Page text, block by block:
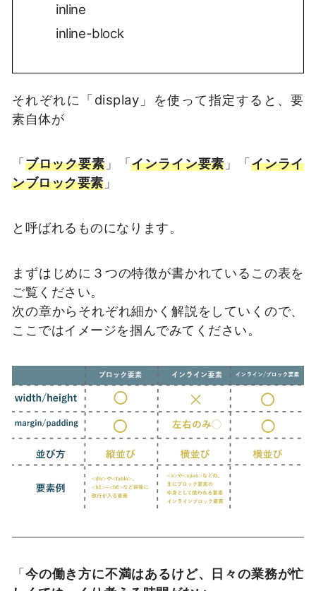
inline
inline-block
それぞれに「display」を使って指定すると、要
素自体が
「ブロック要素」「インライン要素 」「インライ
ンブロック要素」
と呼ばれるものになります。
まずはじめに３つの特徴が書かれているこの表を
ご覧ください。
次の章からそれぞれ細かく解説をしていくので、
ここではイメージを掴んでみてください。
「今の働き方に不満はあるけど、日々の業務が忙